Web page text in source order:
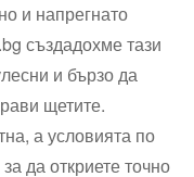
и напрегнато
създадохме тази
и бързо да
щетите.
а условията по
да откриете точно